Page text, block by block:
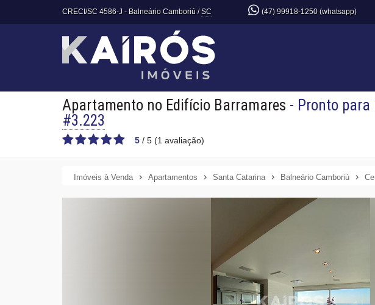
CRECI/SC 4586-J - Balneário Camboriú /SC (47) 99918-1250 (whatsapp)
Apartamento no Edifício Barramares - Pronto para
#3.223
5 / 5 (1 avaliação)
Imóveis à Venda Apartamentos Santa Catarina Balneário Camboriú